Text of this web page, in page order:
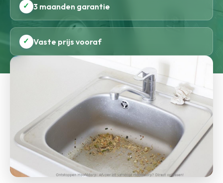
✓ 3 maanden garantie
✓ Vaste prijs vooraf